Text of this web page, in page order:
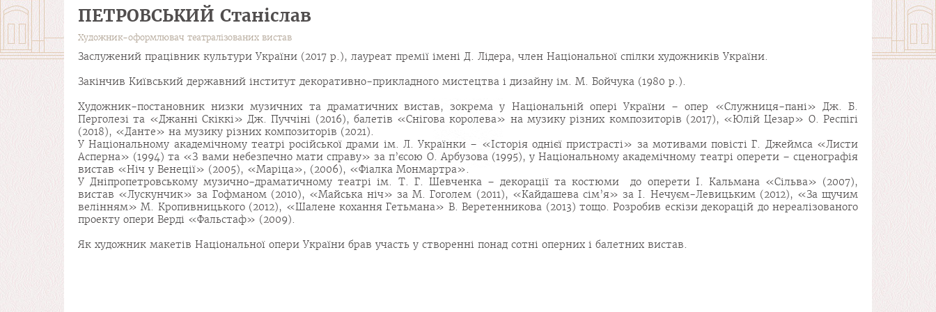
ПЕТРОВСЬКИЙ Станіслав
Художник-оформлювач театралізованих вистав
Заслужений працівник культури України (2017 р.), лауреат премії імені Д. Лідера, член Національної спілки художників України.
Закінчив Київський державний інститут декоративно-прикладного мистецтва і дизайну ім. М. Бойчука (1980 р.).
Художник-постановник низки музичних та драматичних вистав, зокрема у Національній опері України – опер «Служниця-пані» Дж. Б.
Перголезі та «Джанні Скіккі» Дж. Пуччіні (2016), балетів «Снігова королева» на музику різних композиторів (2017), «Юлій Цезар» О. Респігі
(2018), «Данте» на музику різних композиторів (2021).
У Національному академічному театрі російської драми ім. Л. Українки – «Історія однієї пристрасті» за мотивами повісті Г. Джеймса «Листи
Асперна» (1994) та «З вами небезпечно мати справу» за п’єсою О. Арбузова (1995), у Національному академічному театрі оперети – сценографія
вистав «Ніч у Венеції» (2005), «Маріца», (2006), «Фіалка Монмартра».
У Дніпропетровському музично-драматичному театрі ім. Т. Г. Шевченка – декорації та костюми до оперети І. Кальмана «Сільва» (2007),
вистав «Лускунчик» за Гофманом (2010), «Майська ніч» за М. Гоголем (2011), «Кайдашева сім’я» за І. Нечуєм-Левицьким (2012), «За щучим
велінням» М. Кропивницького (2012), «Шалене кохання Гетьмана» В. Веретенникова (2013) тощо. Розробив ескізи декорацій до нереалізованого
проекту опери Верді «Фальстаф» (2009).
Як художник макетів Національної опери України брав участь у створенні понад сотні оперних і балетних вистав.